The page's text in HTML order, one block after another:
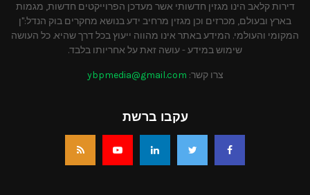
דירות קלאב הינו מגזין חדשותי אשר מעדכן הפרוייקטים חדשות, מגמות
בארץ ובעולם, מכרזים וכן מגזין מרחיב ידע בנושא מחקרים בוק הנדל:"ן
המקומי והעולמי. המידע באתר אינו מהווה ייעוץ בכל דרך שהיא. כל העושה
שימוש במידע - עושה זאת על אחריותו בלבד.
צרו קשר: ybpmedia@gmail.com
עקבו ברשת